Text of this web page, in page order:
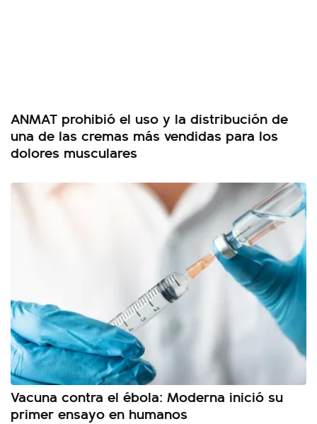
ANMAT prohibió el uso y la distribución de
una de las cremas más vendidas para los
dolores musculares
Vacuna contra el ébola: Moderna inició su
primer ensayo en humanos